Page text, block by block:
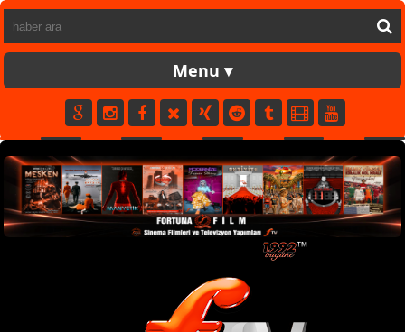
FORTUNATV
YAPIM
FİLM
MÜZİK
SPOR